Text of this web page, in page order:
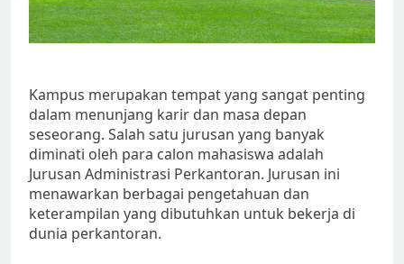
Kampus merupakan tempat yang sangat penting
dalam menunjang karir dan masa depan
seseorang. Salah satu jurusan yang banyak
diminati oleh para calon mahasiswa adalah
Jurusan Administrasi Perkantoran. Jurusan ini
menawarkan berbagai pengetahuan dan
keterampilan yang dibutuhkan untuk bekerja di
dunia perkantoran.